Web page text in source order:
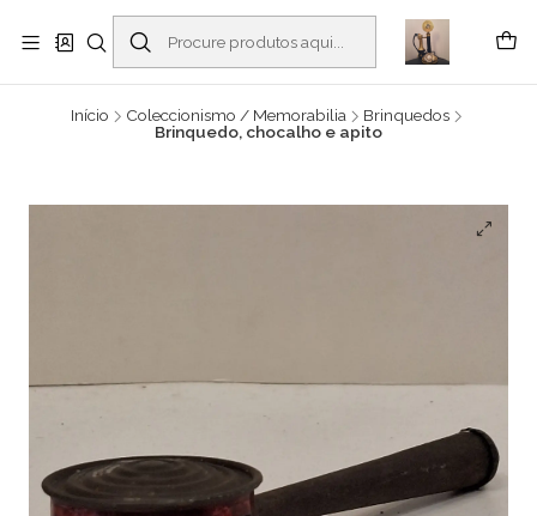
Buscantiguidades - Leilões. Colecionismo e antiguidades em Viana do
Castelo -
Ler mais
Início Coleccionismo / Memorabilia
Brinquedos
Brinquedo, chocalho e apito